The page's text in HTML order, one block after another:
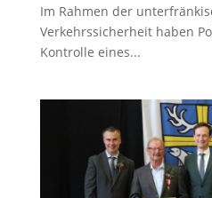
Im Rahmen der
Verkehrssicherheit haben
Kontrolle eines...